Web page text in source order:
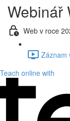
Webinář
Web v roce
Záznam
Teach online with